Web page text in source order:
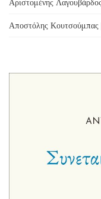
Αριστομένης
Αποστόλης Κουτσούμπας